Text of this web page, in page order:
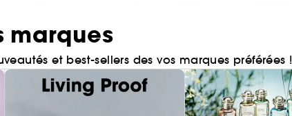
marques
et best-sellers des vos marques préférées !